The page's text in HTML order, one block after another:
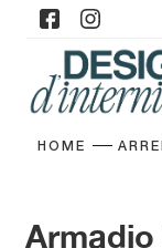
HOME
Armadio